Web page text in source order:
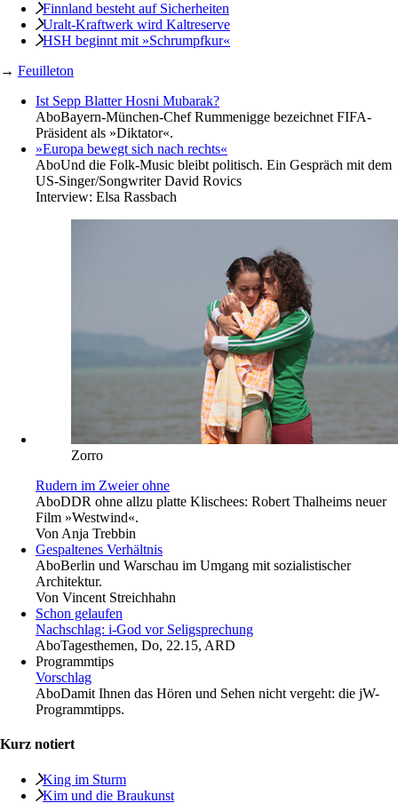
Finnland besteht auf Sicherheiten
Uralt-Kraftwerk wird Kaltreserve
HSH beginnt mit »Schrumpfkur«
→ Feuilleton
Ist Sepp Blatter Hosni Mubarak?
AboBayern-München-Chef Rummenigge bezeichnet FIFA-
Präsident als »Diktator«.
»Europa bewegt sich nach rechts«
AboUnd die Folk-Music bleibt politisch. Ein Gespräch mit dem
US-Singer/Songwriter David Rovics
Interview: Elsa Rassbach
Zorro
Rudern im Zweier ohne
AboDDR ohne allzu platte Klischees: Robert Thalheims neuer
Film »Westwind«.
Von Anja Trebbin
Gespaltenes Verhältnis
AboBerlin und Warschau im Umgang mit ­sozialistischer
Architektur.
Von Vincent Streichhahn
Schon gelaufen
Nachschlag: i-God vor Seligsprechung
AboTagesthemen, Do, 22.15, ARD
Programmtips
Vorschlag
AboDamit Ihnen das Hören und Sehen nicht vergeht: die jW-
Programmtipps.
Kurz notiert
King im Sturm
Kim und die Braukunst